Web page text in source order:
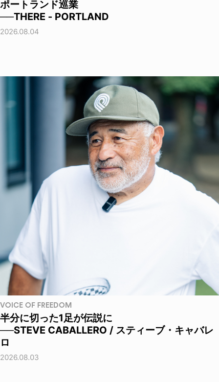
ポートランド巡業
──THERE - PORTLAND
2026.08.04
VOICE OF FREEDOM
半分に切った1足が伝説に
──STEVE CABALLERO / スティーブ・キャバレ
ロ
2026.08.03